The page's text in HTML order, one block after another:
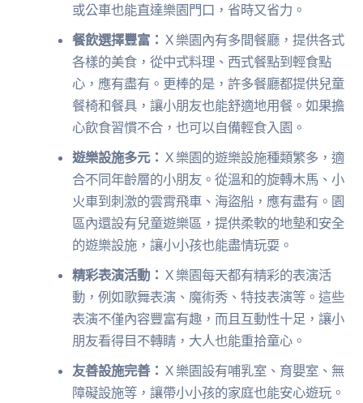
或公車也能直達樂園門口，省時又省力。
餐飲選擇豐富： Ｘ樂園內有多間餐廳，提供各式
各樣的美食，從中式料理、西式餐點到輕食點
心，應有盡有。更棒的是，許多餐廳都提供兒童
餐椅和餐具，讓小朋友也能舒適地用餐。如果擔
心飲食習慣不合，也可以自備輕食入園。
遊樂設施多元： Ｘ樂園的遊樂設施種類繁多，適
合不同年齡層的小朋友。從溫和的旋轉木馬、小
火車到刺激的雲霄飛車、海盜船，應有盡有。園
區內還設有兒童遊樂區，提供柔軟的地墊和安全
的遊樂設施，讓小小孩也能盡情玩耍。
精彩表演活動： Ｘ樂園每天都有精彩的表演活
動，例如歌舞表演、魔術秀、特技表演等。這些
表演不僅內容豐富有趣，而且互動性十足，讓小
朋友看得目不轉睛，大人也能重拾童心。
友善設施完善： Ｘ樂園設有哺乳室、育嬰室、無
障礙設施等，讓帶小小孩的家庭也能安心遊玩。